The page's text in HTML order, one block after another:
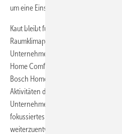
um eine Einstiegsserie bei den
Kaut bleibt für weitere Jahre
Raumklimaprodukte in Deutschland.
Unternehmen besteht seit 15 Jahren.
Home Comfort Group. Tino Hirsch,
Bosch Home Comfort Deutschland,
Aktivitäten der Marke Hitachi im
Unternehmensangaben ist es das
fokussiertes Portfolio und die
weiterzuentwickeln.